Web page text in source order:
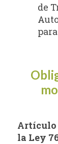
de
Artículo
la Ley